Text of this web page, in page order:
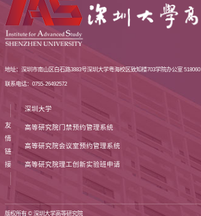
地址：深圳市南山区白石路3883号深圳大学粤海校区致知楼703学院办公室 518060
联系电话：0755-26492572
友
情
链
接
深圳大学
高等研究院门禁预约管理系统
高等研究院会议室预约管理系统
高等研究院理工创新实验班申请
版权所有 © 深圳大学高等研究院